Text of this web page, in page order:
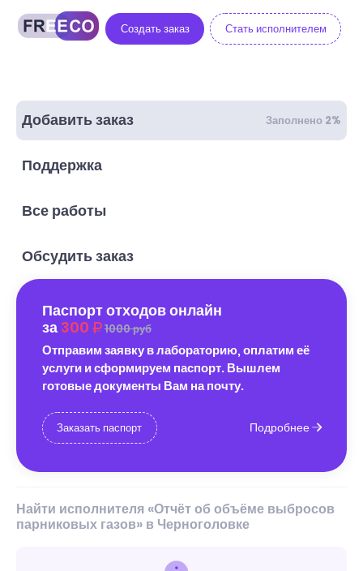
Создать заказ Стать исполнителем
Добавить заказ Заполнено 2%
Поддержка
Все работы
Обсудить заказ
Паспорт отходов онлайн
за 300 1000 руб
Отправим заявку в лабораторию, оплатим её
услуги и сформируем паспорт. Вышлем
готовые документы Вам на почту.
Заказать паспорт Подробнее
Найти исполнителя «Отчёт об объёме выбросов
парниковых газов» в Черноголовке